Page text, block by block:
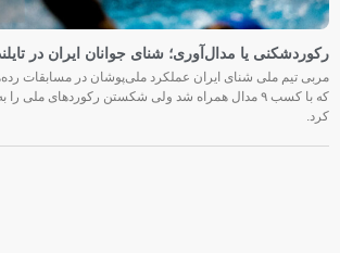
رکوردشکنی یا مدال‌آوری؛ شنای جوانان ایران در
مربی تیم ملی شنای ایران عملکرد ملی‌پوشان در مسابقات
که با کسب ۹ مدال همراه شد ولی شکستن رکوردهای ملی را
کرد.